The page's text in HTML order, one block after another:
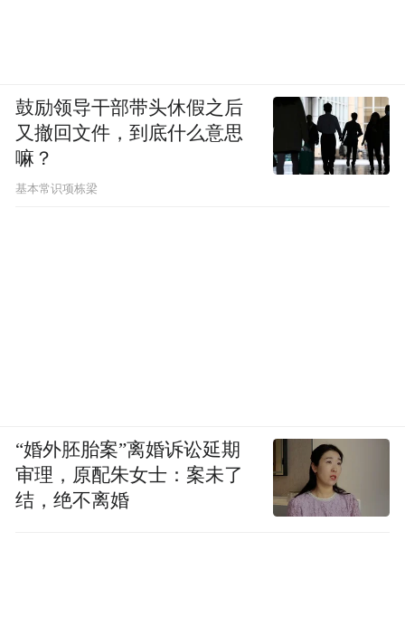
鼓励领导干部带头休假之后
又撤回文件，到底什么意思
嘛？
基本常识项栋梁
“婚外胚胎案”离婚诉讼延期
审理，原配朱女士：案未了
结，绝不离婚